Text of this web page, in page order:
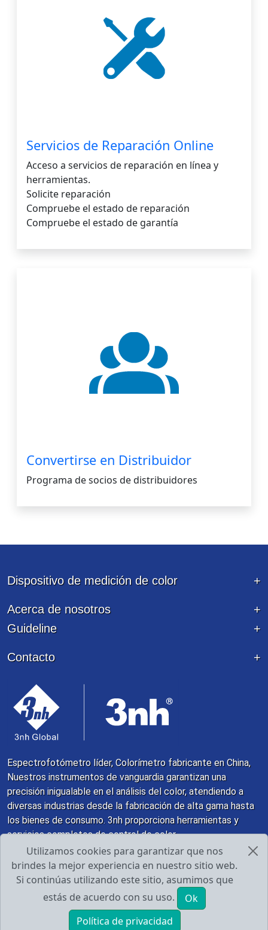
Servicios de Reparación Online
Acceso a servicios de reparación en línea y
herramientas.
Solicite reparación
Compruebe el estado de reparación
Compruebe el estado de garantía
Convertirse en Distribuidor
Programa de socios de distribuidores
Dispositivo de medición de color
Acerca de nosotros
Guideline
Contacto
Espectrofotómetro líder, Colorímetro fabricante en China,
Nuestros instrumentos de vanguardia garantizan una
precisión inigualable en el análisis del color, atendiendo a
diversas industrias desde la fabricación de alta gama hasta
los bienes de consumo. 3nh proporciona herramientas y
servicios completos de control de color
Derecho de autor y copia; 1998 - 2026 Guangdong
Threenh Technology Co., Ltd.
Privacy Policy
Utilizamos cookies para garantizar que nos
brindes la mejor experiencia en nuestro sitio web.
Si continúas utilizando este sitio, asumimos que
estás de acuerdo con su uso.
Ok
Política de privacidad